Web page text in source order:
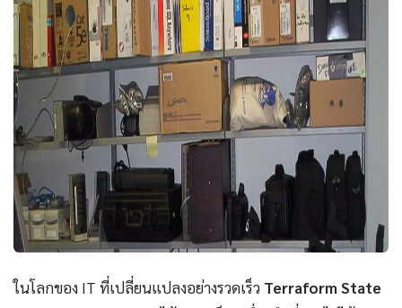
ในโลกของ IT ที่เปลี่ยนแปลงอย่างรวดเร็ว Terraform State